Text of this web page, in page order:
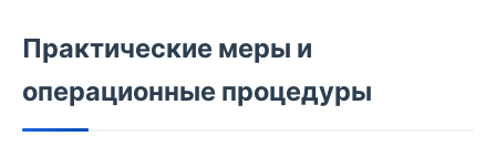
Практические меры и
операционные процедуры